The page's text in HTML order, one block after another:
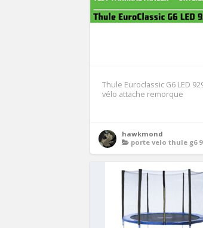
Thule Euroclassic G6 LED
vélo attache remorque
hawkmond
porte velo thule g6